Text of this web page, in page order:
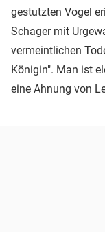
gestutzten Vogel
Schager mit
vermeintlichen
Königin". Man ist
eine Ahnung von